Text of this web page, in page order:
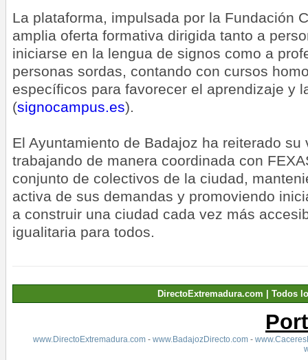
La plataforma, impulsada por la Fundación
amplia oferta formativa dirigida tanto a
iniciarse en la lengua de signos como a
personas sordas, contando con cursos
específicos para favorecer el aprendizaje y
(signocampus.es).
El Ayuntamiento de Badajoz ha reiterado su
trabajando de manera coordinada con
conjunto de colectivos de la ciudad,
activa de sus demandas y promoviendo
a construir una ciudad cada vez más
igualitaria para todos.
DirectoExtremadura.com | Todos
www.DirectoExtremadura.com- www.BadajozDirecto.com-